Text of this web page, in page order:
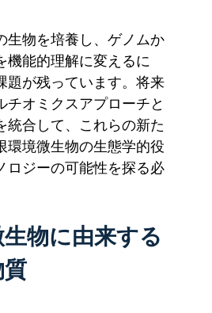
生物を培養し、ゲノムか
機能的理解に変えるに
題が残っています。将来
チオミクスアプローチと
統合して、これらの新た
環境微生物の生態学的役
ロジーの可能性を探る必
物に由来する